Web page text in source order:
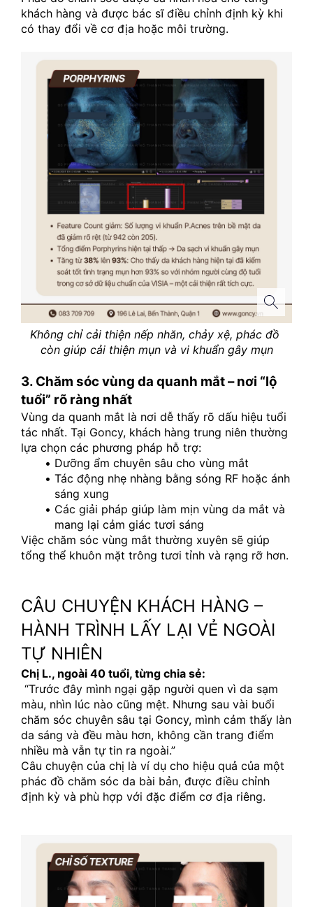
khách hàng và được bác sĩ điều chỉnh định kỳ khi
có thay đổi về cơ địa hoặc môi trường.
Không chỉ cải thiện nếp nhăn, chảy xệ, phác đồ
còn giúp cải thiện mụn và vi khuẩn gây mụn
3. Chăm sóc vùng da quanh mắt – nơi “lộ
tuổi” rõ ràng nhất
Vùng da quanh mắt là nơi dễ thấy rõ dấu hiệu tuổi
tác nhất. Tại Goncy, khách hàng trung niên thường
lựa chọn các phương pháp hỗ trợ:
Dưỡng ẩm chuyên sâu cho vùng mắt
Tác động nhẹ nhàng bằng sóng RF hoặc ánh
sáng xung
Các giải pháp giúp làm mịn vùng da mắt và
mang lại cảm giác tươi sáng
Việc chăm sóc vùng mắt thường xuyên sẽ giúp
tổng thể khuôn mặt trông tươi tỉnh và rạng rỡ hơn.
CÂU CHUYỆN KHÁCH HÀNG –
HÀNH TRÌNH LẤY LẠI VẺ NGOÀI
TỰ NHIÊN
Chị L., ngoài 40 tuổi, từng chia sẻ:
màu, nhìn lúc nào cũng mệt. Nhưng sau vài buổi
chăm sóc chuyên sâu tại Goncy, mình cảm thấy làn
da sáng và đều màu hơn, không cần trang điểm
nhiều mà vẫn tự tin ra ngoài.”
Câu chuyện của chị là ví dụ cho hiệu quả của một
phác đồ chăm sóc da bài bản, được điều chỉnh
định kỳ và phù hợp với đặc điểm cơ địa riêng.